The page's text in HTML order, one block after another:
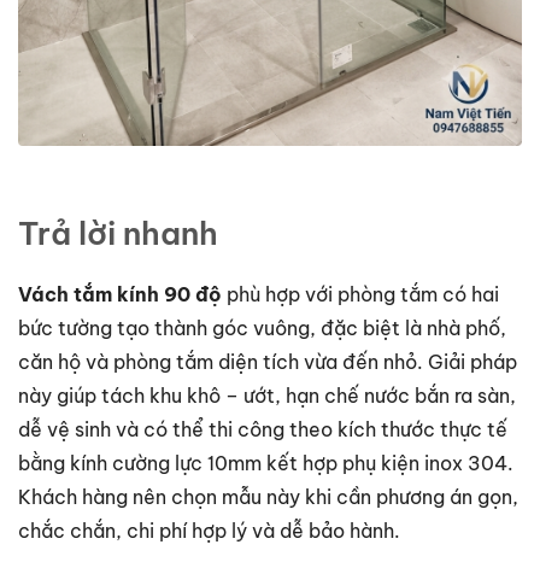
Trả lời nhanh
Vách tắm kính 90 độ phù hợp với phòng tắm có hai
bức tường tạo thành góc vuông, đặc biệt là nhà phố,
căn hộ và phòng tắm diện tích vừa đến nhỏ. Giải pháp
này giúp tách khu khô – ướt, hạn chế nước bắn ra sàn,
dễ vệ sinh và có thể thi công theo kích thước thực tế
bằng kính cường lực 10mm kết hợp phụ kiện inox 304.
Khách hàng nên chọn mẫu này khi cần phương án gọn,
chắc chắn, chi phí hợp lý và dễ bảo hành.